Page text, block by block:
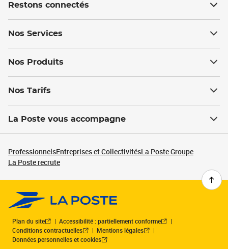
Restons connectés
Nos Services
Nos Produits
Nos Tarifs
La Poste vous accompagne
ProfessionnelsEntreprises et CollectivitésLa Poste Groupe
La Poste recrute
Plan du site
Accessibilité : partiellement conforme
Conditions contractuelles
Mentions légales
Données personnelles et cookies